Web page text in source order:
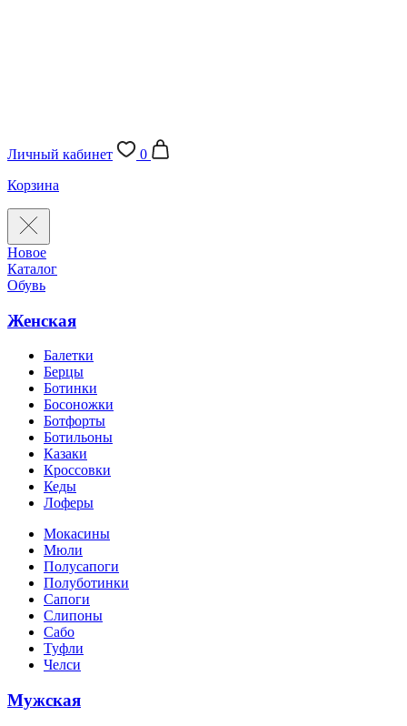
Личный кабинет
0
Корзина
Новое
Каталог
Обувь
Женская
Балетки
Берцы
Ботинки
Босоножки
Ботфорты
Ботильоны
Казаки
Кроссовки
Кеды
Лоферы
Мокасины
Мюли
Полусапоги
Полуботинки
Сапоги
Слипоны
Сабо
Туфли
Челси
Мужская